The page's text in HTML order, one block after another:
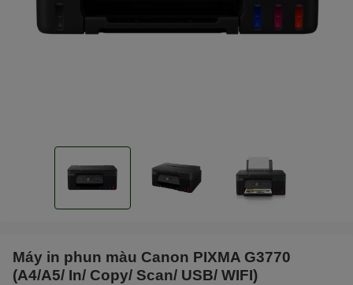
Máy in phun màu Canon PIXMA G3770
(A4/A5/ In/ Copy/ Scan/ USB/ WIFI)